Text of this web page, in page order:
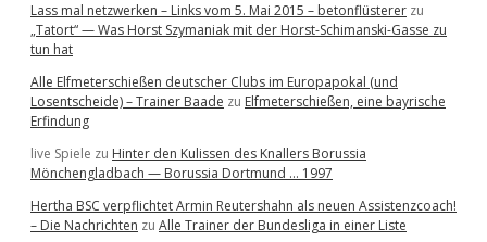
Lass mal netzwerken – Links vom 5. Mai 2015 – betonflüsterer zu
„Tatort“ — Was Horst Szymaniak mit der Horst-Schimanski-Gasse zu
tun hat
Alle Elfmeterschießen deutscher Clubs im Europapokal (und
Losentscheide) – Trainer Baade zu Elfmeterschießen, eine bayrische
Erfindung
live Spiele zu Hinter den Kulissen des Knallers Borussia
Mönchengladbach — Borussia Dortmund … 1997
Hertha BSC verpflichtet Armin Reutershahn als neuen Assistenzcoach!
– Die Nachrichten zu Alle Trainer der Bundesliga in einer Liste